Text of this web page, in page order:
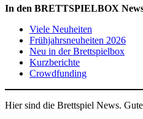
In den BRETTSPIELBOX
Viele Neuheiten
Frühjahrsneuheiten 2026
Neu in der Brettspielbox
Kurzberichte
Crowdfunding
Hier sind die Brettspiel News.